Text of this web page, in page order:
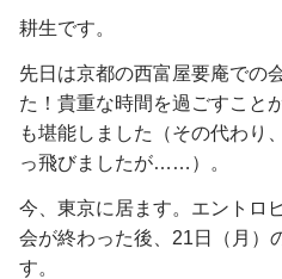
耕生です。
先日は京都の西富屋要庵での
た！貴重な時間を過ごすこと
も堪能しました（その代わり
っ飛びましたが……）。
今、東京に居ます。エントロ
会が終わった後、21日（月）
す。